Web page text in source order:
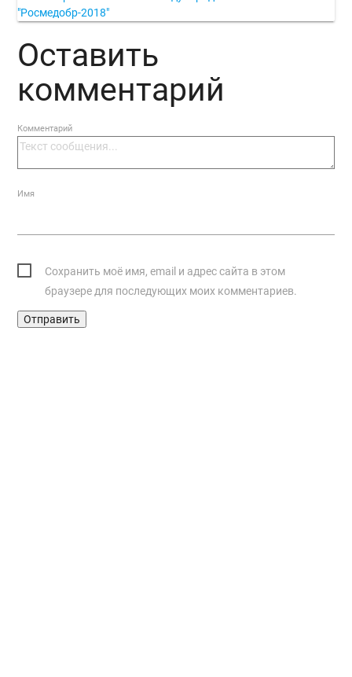
"Росмедобр-2018"
Оставить
комментарий
Комментарий
Имя
Сохранить моё имя, email и адрес сайта в этом
браузере для последующих моих комментариев.